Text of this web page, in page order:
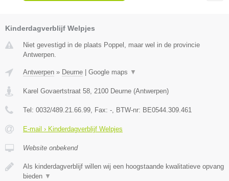
Kinderdagverblijf Welpjes
Niet gevestigd in de plaats Poppel, maar wel in de provincie
Antwerpen.
Antwerpen » Deurne Google maps ▼
Karel Govaertstraat 58, 2100 Deurne (Antwerpen)
Tel: 0032/489.21.66.99, Fax: -, BTW-nr: BE0544.309.461
E-mail › Kinderdagverblijf Welpjes
Website onbekend
Als kinderdagverblijf willen wij een hoogstaande kwalitatieve opvang
bieden ▼